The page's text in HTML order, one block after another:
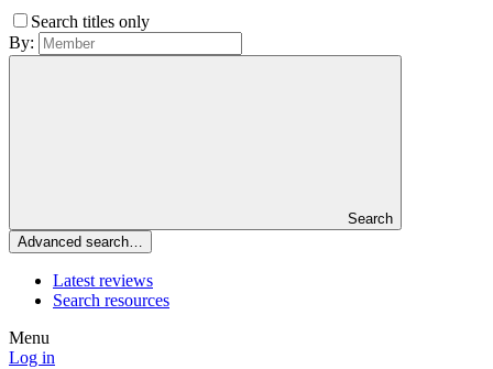
Search titles only
By:
Search
Advanced search…
Latest reviews
Search resources
Menu
Log in